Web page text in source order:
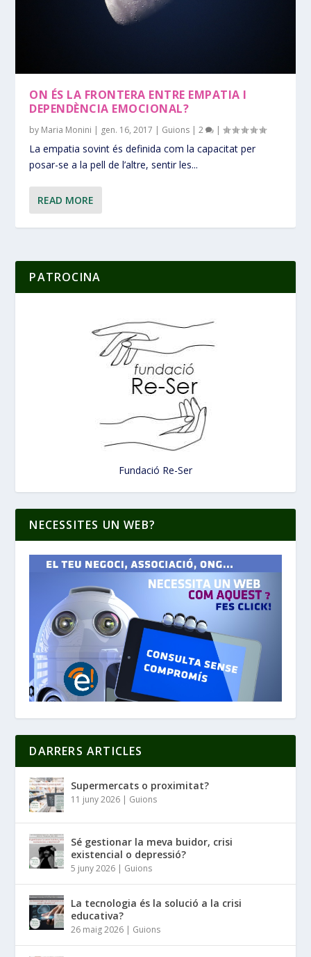
ON ÉS LA FRONTERA ENTRE EMPATIA I
DEPENDÈNCIA EMOCIONAL?
by Maria Monini | gen. 16, 2017 | Guions |2 |
La empatia sovint és definida com la capacitat per
posar-se a la pell de l’altre, sentir les...
READ MORE
PATROCINA
Fundació Re-Ser
NECESSITES UN WEB?
DARRERS ARTICLES
Supermercats o proximitat?
11 juny 2026 | Guions
Sé gestionar la meva buidor, crisi
existencial o depressió?
5 juny 2026 | Guions
La tecnologia és la solució a la crisi
educativa?
26 maig 2026 | Guions